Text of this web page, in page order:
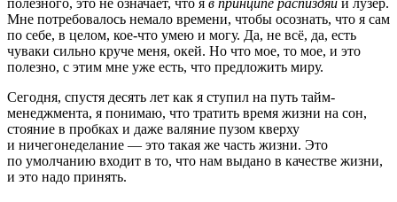
полезного, это не означает, что я в принципе распиздяй и лузер.
Мне потребовалось немало времени, чтобы осознать, что я сам
по себе, в целом, кое-что умею и могу. Да, не всё, да, есть
чуваки сильно круче меня, окей. Но что мое, то мое, и это
полезно, с этим мне уже есть, что предложить миру.
Сегодня, спустя десять лет как я ступил на путь тайм-
менеджмента, я понимаю, что тратить время жизни на сон,
стояние в пробках и даже валяние пузом кверху
и ничегонеделание — это такая же часть жизни. Это
по умолчанию входит в то, что нам выдано в качестве жизни,
и это надо принять.